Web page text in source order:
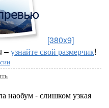
[380x9]
–узнайте свой размерчик!
наобум - слишком узкая